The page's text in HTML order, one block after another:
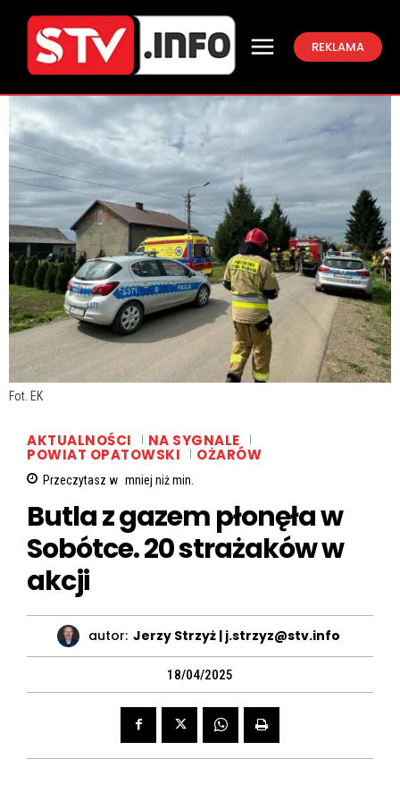
REKLAMA
Fot. EK
AKTUALNOŚCI NA SYGNALE
POWIAT OPATOWSKI OŻARÓW
Przeczytasz w mniej niżmin.
Butla z gazem płonęła w
Sobótce. 20 strażaków w
akcji
autor: Jerzy Strzyż | j.strzyz@stv.info
18/04/2025